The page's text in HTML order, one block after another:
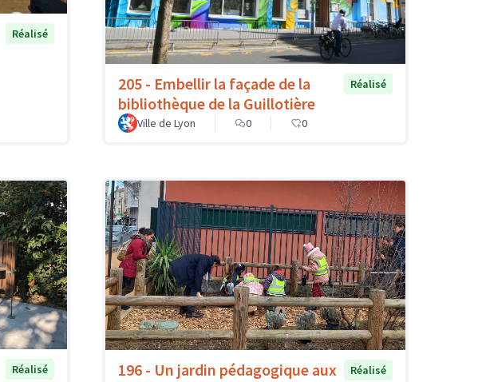
Réalisé
205 - Embellir la façade de la
bibliothèque de la Guillotière
Réalisé
Ville de Lyon 0 0
Réalisé
196 - Un jardin pédagogique aux
Réalisé